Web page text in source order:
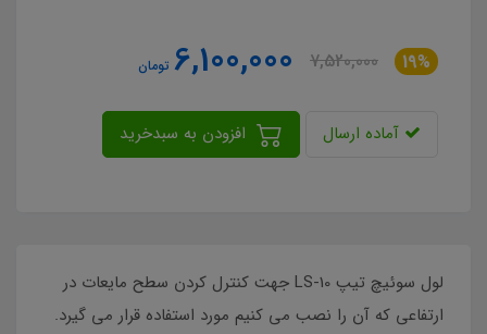
19%
7,520,000
6,100,000 تومان
آماده ارسال
لول سوئیچ تیپ LS-10 جهت کنترل کردن سطح مایعات در
ارتفاعی که آن را نصب می کنیم مورد استفاده قرار می گیرد.